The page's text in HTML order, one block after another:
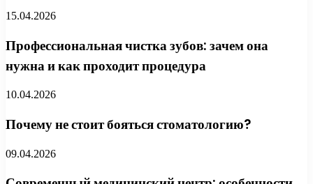
15.04.2026
Профессиональная чистка зубов: зачем она
нужна и как проходит процедура
10.04.2026
Почему не стоит бояться стоматологию?
09.04.2026